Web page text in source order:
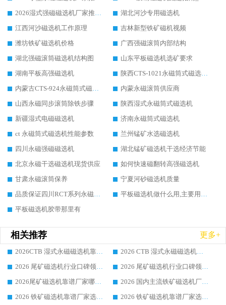
2026湿式强磁磁选机厂家推荐：华体会手机网页版-华体会(中国) ，以技术实力引领行业
湖北河沙专用磁选机
江西河沙磁选机工作原理
吉林新型铁矿磁机视频
潍坊铁矿磁选机价格
广西强磁滚筒内部结构
湖北强磁滚筒磁选机结构图
山东平板磁选机选矿要求
湖南平板高强磁选机
陕西CTS-1021永磁筒式磁选机的结构
内蒙古CTS-924永磁筒式磁选机全磁吗
内蒙永磁滚筒供应商
山西永磁同步滚筒除铁步骤
陕西湿式永磁筒式磁选机
新疆湿式电磁磁选机
济南永磁筒式磁选机
ct 永磁筒式磁选机性能参数
兰州锰矿水选磁选机
四川永磁强磁磁选机
湖北锰矿磁选机干选经济节能
北京永磁干选磁选机现货供应
如何快速磁翻转高强磁选机
甘肃永磁滚筒保养
宁夏河砂磁选机质量
品质保证四川RCT系列永磁滚筒
平板磁选机做什么用,主要用在什么物料上
平板磁选机胶带那里有
相关推荐 更多+
2026CTB 湿式永磁磁选机靠谱厂家实力排行榜 铁矿选矿设备采购全流程选购指南
2026 CTB 湿式永磁磁选机选购指南|行业口碑良好品牌推荐，领域强者华体会手机网页版-华体会(中国)
2026 尾矿磁选机行业口碑领域强者，源头直供国内主流厂家华体会手机网页版-华体会(中国) 一站式服务
2026 尾矿磁选机行业口碑领域强者，源头直供国内主流厂家华体会手机网页版-华体会(中国) 一站式服务
2026尾矿磁选机靠谱厂家哪家好 行业口碑领域强者华体会手机网页版-华体会(中国) 推荐
2026 国内主流铁矿磁选机厂家选购指南|行业口碑好品牌推荐，领域强者华体会手机网页版-华体会(中国)
2026 铁矿磁选机靠谱厂家选购全攻略 行业标杆华体会手机网页版-华体会(中国) 设备性价比出众
2026 铁矿磁选机靠谱厂家选购指南，领域强者华体会手机网页版-华体会(中国) 铁矿磁选机性价比高